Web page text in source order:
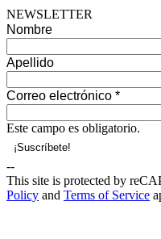
NEWSLETTER
Nombre
Apellido
Correo electrónico *
Este campo es obligatorio.
--
This site is protected by
Policy and Terms of Service